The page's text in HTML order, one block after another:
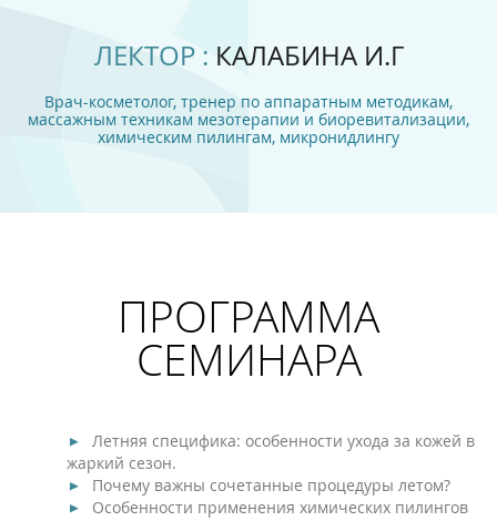
ЛЕКТОР : КАЛАБИНА И.Г
Врач-косметолог, тренер по аппаратным методикам,
массажным техникам мезотерапии и биоревитализации,
химическим пилингам, микронидлингу
ПРОГРАММА
СЕМИНАРА
Летняя специфика: особенности ухода за кожей в
жаркий сезон.
Почему важны сочетанные процедуры летом?
Особенности применения химических пилингов